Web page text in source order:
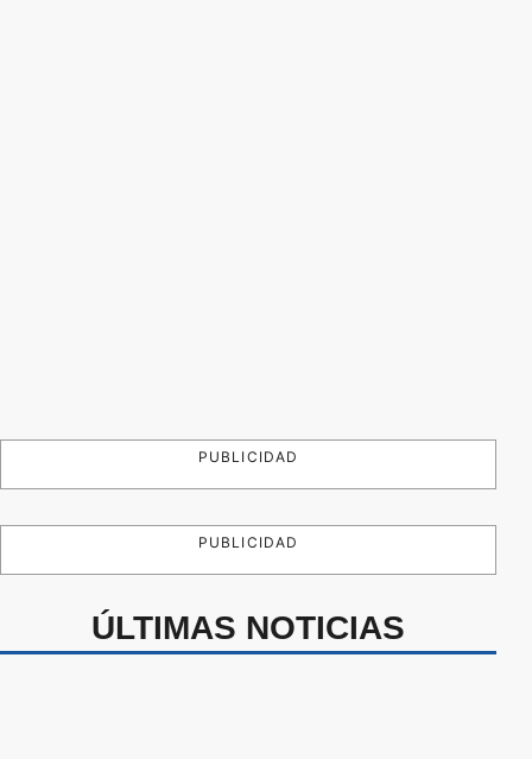
PUBLICIDAD
PUBLICIDAD
ÚLTIMAS NOTICIAS